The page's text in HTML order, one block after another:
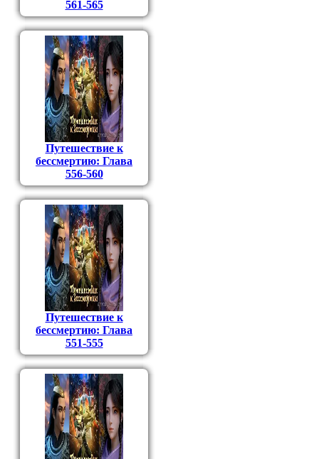
561-565
Путешествие к
бессмертию: Глава
556-560
Путешествие к
бессмертию: Глава
551-555